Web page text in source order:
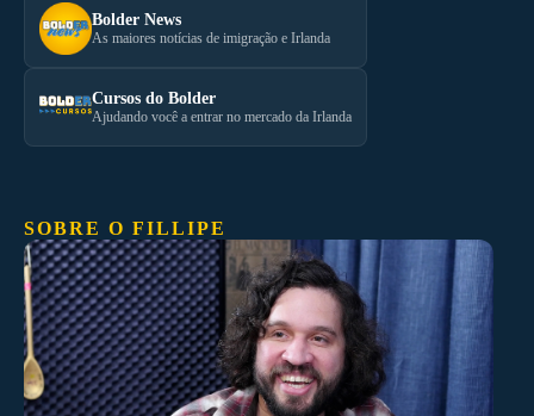
Bolder News
As maiores notícias de imigração e Irlanda
Cursos do Bolder
Ajudando você a entrar no mercado da Irlanda
SOBRE O FILLIPE